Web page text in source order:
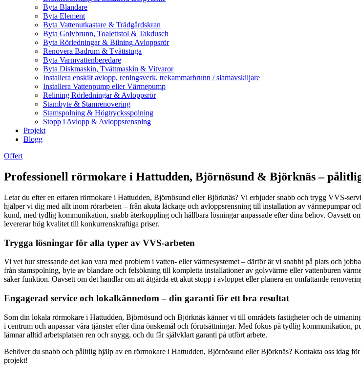
Byta Blandare
Byta Element
Byta Vattenutkastare & Trädgårdskran
Byta Golvbrunn, Toalettstol & Takdusch
Byta Rörledningar & Bilning Avloppsrör
Renovera Badrum & Tvättstuga
Byta Varmvattenberedare
Byta Diskmaskin, Tvättmaskin & Vitvaror
Installera enskilt avlopp, reningsverk, trekammarbrunn / slamavskiljare
Installera Vattenpump eller Värmepump
Relining Rörledningar & Avloppsrör
Stambyte & Stamrenovering
Stamspolning & Högtrycksspolning
Stopp i Avlopp & Avloppsrensning
Projekt
Blogg
Offert
Professionell rörmokare i Hattudden, Björnösund & Björknäs –
Letar du efter en erfaren rörmokare i Hattudden, Björnösund eller Björknäs? Vi erbjuder snabb och trygg VVS-
hjälper vi dig med allt inom rörarbeten – från akuta läckage och avloppsrensning till installation av värmepumpar
kund, med tydlig kommunikation, snabb återkoppling och hållbara lösningar anpassade efter dina behov. Oavsett
levererar hög kvalitet till konkurrenskraftiga priser.
Trygga lösningar för alla typer av VVS-arbeten
Vi vet hur stressande det kan vara med problem i vatten- eller värmesystemet – därför är vi snabbt på plats och
från stamspolning, byte av blandare och felsökning till kompletta installationer av golvvärme eller vattenburen
säker funktion. Oavsett om det handlar om att åtgärda ett akut stopp i avloppet eller planera en omfattande
Engagerad service och lokalkännedom – din garanti för ett bra resultat
Som din lokala rörmokare i Hattudden, Björnösund och Björknäs känner vi till områdets fastigheter och de
i centrum och anpassar våra tjänster efter dina önskemål och förutsättningar. Med fokus på tydlig
lämnar alltid arbetsplatsen ren och snygg, och du får självklart garanti på utfört arbete.
Behöver du snabb och pålitlig hjälp av en rörmokare i Hattudden, Björnösund eller Björknäs? Kontakta oss idag
projekt!